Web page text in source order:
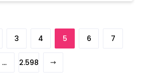
3 4 5 6 7
… 2.598